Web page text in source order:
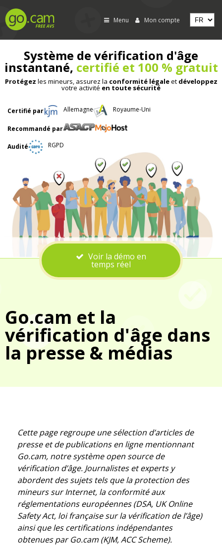
Menu Mon compte
Système de vérification d'âge
instantané, certifié et 100 % gratuit
Protégez les mineurs, assurez la conformité légaleet développez
votre activité en toute sécurité
Certifié par Allemagne Royaume-Uni
Recommandé par
Audité RGPD
Voir la démo en
temps réel
Go.cam et la
vérification d'âge dans
la presse & médias
Cette page regroupe une sélection d’articles de
presse et de publications en ligne mentionnant
Go.cam, notre système open source de
vérification d’âge. Journalistes et experts y
abordent des sujets tels que la protection des
mineurs sur Internet, la conformité aux
réglementations européennes (DSA, UK Online
Safety Act, loi française sur la vérification de l’âge)
ainsi que les certifications indépendantes
obtenues par Go.cam (KJM, ACC Scheme).